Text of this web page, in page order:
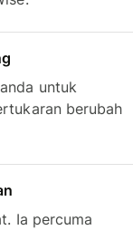
untuk
berubah
Ia percuma